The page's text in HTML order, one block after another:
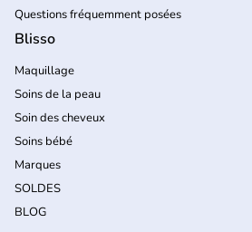
Questions fréquemment posées
Blisso
Maquillage
Soins de la peau
Soin des cheveux
Soins bébé
Marques
SOLDES
BLOG